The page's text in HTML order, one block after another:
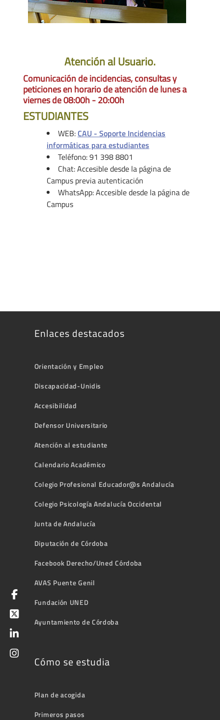
Atención al Usuario.
Comunicación de incidencias, consultas y
peticiones en horario de atención de lunes a
viernes de 08:00h - 20:00h
ESTUDIANTES
WEB:CAU - Soporte Incidencias
informáticas para estudiantes
Teléfono: 91 398 8801
Chat: Accesible desde la página de
Campus previa autenticación
WhatsApp: Accesible desde la página de
Campus
Enlaces destacados
Orientación y Empleo
Discapacidad-Unidis
Accesibilidad
Defensor Universitario
Atención al estudiante
Calendario Académico
Colegio Profesional Educador@s Andalucía
Colegio Psicología Andalucía Occidental
Junta de Andalucía
Diputación de Córdoba
Facebook Derecho/Uned Córdoba
AVAS Puente Genil
Fundación UNED
Ayuntamiento de Córdoba
Cómo se estudia
Plan de acogida
Primeros pasos